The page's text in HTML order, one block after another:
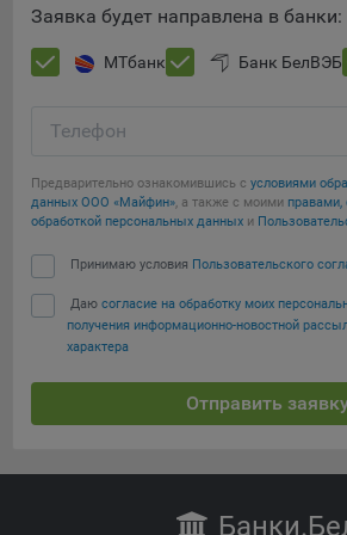
интернет-сайты в режиме
того, субъект персональных данных
опцию в истории браузера.
Подробнее о параметрах управления
перейдя по внешним ссылкам, ведущим
соответствующие страницы сайтов
Firefox
Microsoft Edge
Сохранить по
Заявка будет направлена в банки:
МТбанк Банк БелВЭБ
Телефон
Предварительно ознакомившись с условиями
данных ООО «Майфин», а также с моими
обработкой персональных данных и
Принимаю условия Пользовательского
Даю согласие на обработку моих
получения информационно-новостной
характера
Отправить
Банки